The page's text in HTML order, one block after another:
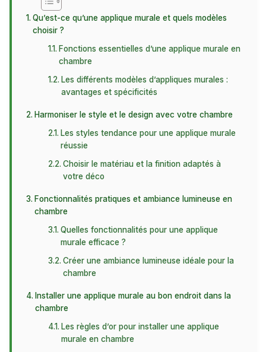
Qu’est-ce qu’une applique murale et quels modèles
choisir ?
Fonctions essentielles d’une applique murale en
chambre
Les différents modèles d’appliques murales :
avantages et spécificités
Harmoniser le style et le design avec votre chambre
Les styles tendance pour une applique murale
réussie
Choisir le matériau et la finition adaptés à
votre déco
Fonctionnalités pratiques et ambiance lumineuse en
chambre
Quelles fonctionnalités pour une applique
murale efficace ?
Créer une ambiance lumineuse idéale pour la
chambre
Installer une applique murale au bon endroit dans la
chambre
Les règles d’or pour installer une applique
murale en chambre